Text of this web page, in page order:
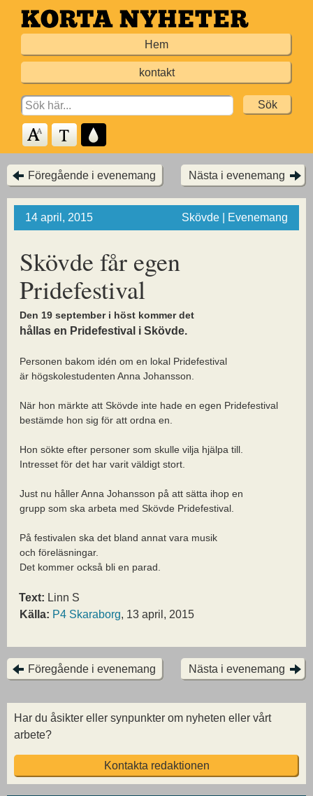
Hoppa
till
Hem
kontakt
Search
for:
Föregående i evenemang Nästa i evenemang
14 april, 2015 Skövde | Evenemang
Skövde får egen
Pridefestival
Den 19 september i höst kommer det
hållas en Pridefestival i Skövde.
Personen bakom idén om en lokal Pridefestival
är högskolestudenten Anna Johansson.
När hon märkte att Skövde inte hade en egen Pridefestival
bestämde hon sig för att ordna en.
Hon sökte efter personer som skulle vilja hjälpa till.
Intresset för det har varit väldigt stort.
Just nu håller Anna Johansson på att sätta ihop en
grupp som ska arbeta med Skövde Pridefestival.
På festivalen ska det bland annat vara musik
och föreläsningar.
Det kommer också bli en parad.
Text: Linn S
Källa: P4 Skaraborg, 13 april, 2015
Föregående i evenemang Nästa i evenemang
Har du åsikter eller synpunkter om nyheten eller vårt
arbete?
Kontakta redaktionen